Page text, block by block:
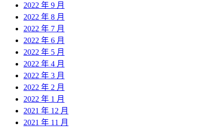
2022 年 9 月
2022 年 8 月
2022 年 7 月
2022 年 6 月
2022 年 5 月
2022 年 4 月
2022 年 3 月
2022 年 2 月
2022 年 1 月
2021 年 12 月
2021 年 11 月